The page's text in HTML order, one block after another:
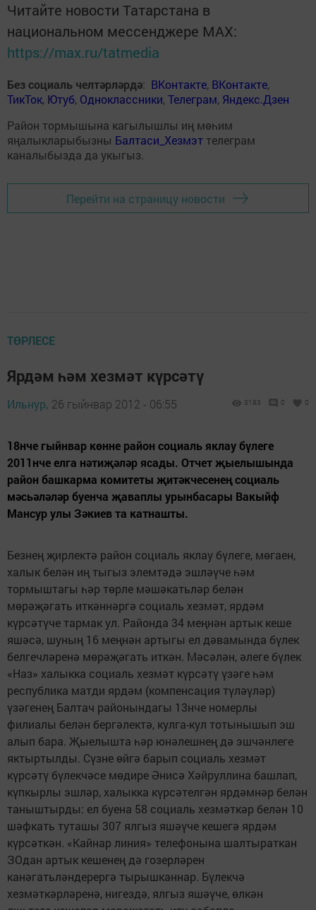
Читайте новости Татарстана в
национальном мессенджере MАХ:
https://max.ru/tatmedia
Без социаль челтәрләрдә: ВКонтакте, ВКонтакте,
ТикТок, Ютуб, Одноклассники,Телеграм, Яндекс.Дзен
Район тормышына кагылышлы иң мөһим
яңалыкларыбызны Балтаси_Хезмэт телеграм
каналыбызда да укыгыз.
Перейти на страницу новости
ТӨРЛЕСЕ
Ярдәм һәм хезмәт күрсәтү
Ильнур, 26 гыйнвар 2012 - 06:55 3183 0 0
18нче гыйнвар көнне район социаль яклау бүлеге
2011нче елга нәтиҗәләр ясады. Отчет җыелышында
район башкарма комитеты җитәкчесенең социаль
мәсьәләләр буенча җаваплы урынбасары Вакыйф
Мансур улы Зәкиев та катнашты.
Безнең җирлектә район социаль яклау бүлеге, мөгаен,
халык белән иң тыгыз элемтәдә эшләүче һәм
тормыштагы һәр төрле мәшәкатьләр белән
мөрәҗәгать иткәннәргә социаль хезмәт, ярдәм
күрсәтүче тармак ул. Районда 34 меңнән артык кеше
яшәсә, шуның 16 меңнән артыгы ел дәвамында бүлек
белгечләренә мөрәҗәгать иткән. Мәсәлән, әлеге бүлек
«Наз» халыкка социаль хезмәт күрсәтү үзәге һәм
республика матди ярдәм (компенсация түләүләр)
үзәгенең Балтач районындагы 13нче номерлы
филиалы белән бергәлектә, кулга-кул тотынышып эш
алып бара. Җыелышта һәр юнәлешнең дә эшчәнлеге
яктыртылды. Сүзне өйгә барып социаль хезмәт
күрсәтү бүлекчәсе мөдире Әнисә Хәйруллина башлап,
күпкырлы эшләр, халыкка күрсәтелгән ярдәмнәр белән
таныштырды: ел буена 58 социаль хезмәткәр белән 10
шәфкать туташы 307 ялгыз яшәүче кешегә ярдәм
күрсәткән. «Кайнар линия» телефонына шалтыраткан
ЗОдан артык кешенең дә гозерләрен
канәгатьләндерергә тырышканнар. Бүлекчә
хезмәткәрләренә, нигездә, ялгыз яшәүче, өлкән